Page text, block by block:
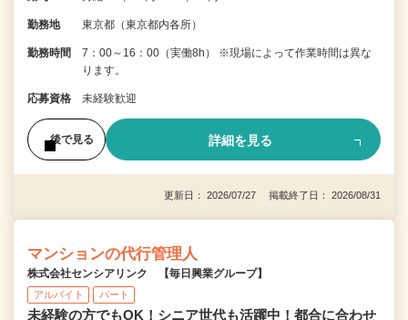
勤務地 東京都（東京都内各所）
勤務時間
7：00～16：00（実働8h） ※現場によって作業時間は異な
ります。
応募資格 未経験歓迎
後で見る 詳細を見る
更新日： 2026/07/27 掲載終了日： 2026/08/31
マンションの代行管理人
株式会社センシアリンク 【毎日興業グループ】
アルバイト パート
未経験の方でもOK！シニア世代も活躍中！都合に合わせ